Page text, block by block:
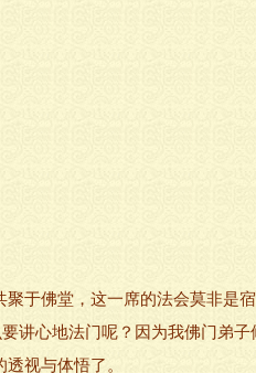
于佛堂，这一席的法会莫非是
要讲心地法门呢？因为我佛门弟
视与体悟了。